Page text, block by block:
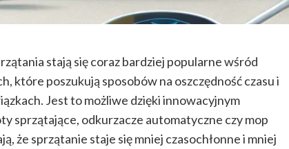
stają się coraz bardziej popularne wśród
które poszukują sposobów na oszczędność czasu i
Jest to możliwe dzięki innowacyjnym
sprzątające, odkurzacze automatyczne czy mop
że sprzątanie staje się mniej czasochłonne i mniej